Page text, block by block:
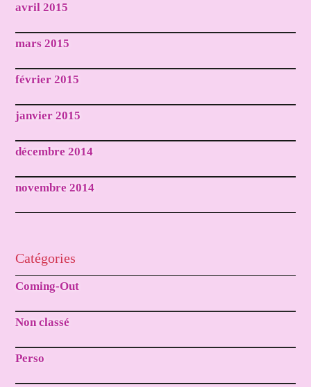
avril 2015
mars 2015
février 2015
janvier 2015
décembre 2014
novembre 2014
Catégories
Coming-Out
Non classé
Perso